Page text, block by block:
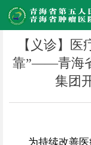
【义诊】
靠”——青海
集团
为持续改善